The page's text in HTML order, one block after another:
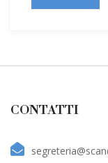
CONTATTI